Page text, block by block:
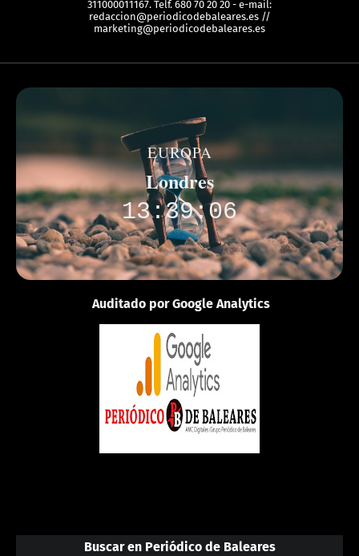
311000011167. Telf. 680 70 20 20 - e-mail:
redaccion@periodicodebaleares.es //
marketing@periodicodebaleares.es
EUROPA
Londres
13:39:06
Auditado por Google Analytics
Buscar en Periódico de Baleares